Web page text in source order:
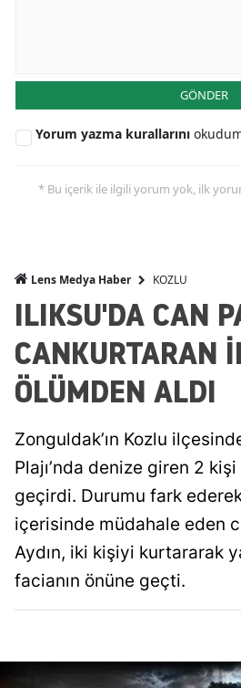
GÖNDER
Yorum yazma kurallarını
* Bu içerik ile ilgili yorum yok, ilk
Lens Medya Haber KOZLU
ILIKSU'DA CAN
CANKURTARAN
ÖLÜMDEN ALDI
Zonguldak’ın Kozlu
Plajı’nda denize giren 2
geçirdi. Durumu fark
içerisinde müdahale eden
Aydın, iki kişiyi kurtararak
facianın önüne geçti.